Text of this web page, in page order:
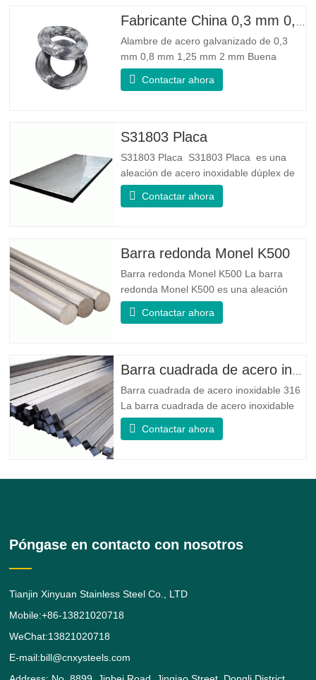
Fabricante China 0,3 mm 0,8 mm 1,25 mm 2 mm Alambre de acero galvanizado
Alambre de acero galvanizado de 0,3
mm 0,8 mm 1,25 mm 2 mm Buena
confiabilidad: Puede mejorar algunos
nudos, rebabas y óxido en el alambre de
elasticidad es muy buena, muy adecuada
Contactar ahora
S31803 Placa
S31803 Placa S31803 Placa es una
aleación de acero inoxidable dúplex de
grado dúplex estándar. Tiene la
microestructura de igual proporción de
estabilidad mecánica confiable, ductilidad
Contactar ahora
Barra redonda Monel K500
Barra redonda Monel K500 La barra
redonda Monel K500 es una aleación
endurecida por envejecimiento, cuya
composición básica consiste en
de la aleación 400 con la alta resistencia,
Contactar ahora
Barra cuadrada de acero inoxidable 316
Barra cuadrada de acero inoxidable 316
La barra cuadrada de acero inoxidable
316/316L es una barra de aleación de
acero inoxidable 316/316L de forma
Contactar ahora
Póngase en contacto con nosotros
Tianjin Xinyuan Stainless Steel Co., LTD
Mobile:+86-13821020718
WeChat:13821020718
E-mail:bill@cnxysteels.com